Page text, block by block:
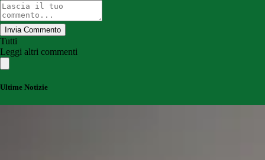
Invia Commento
Tutti
Leggi altri commenti
Ultime Notizie